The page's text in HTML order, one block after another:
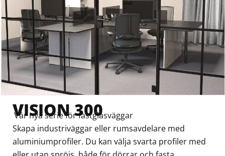
VISION 300
Vår nya serie för fastglasväggar
Skapa industriväggar eller rumsavdelare med
aluminiumprofiler. Du kan välja svarta profiler med